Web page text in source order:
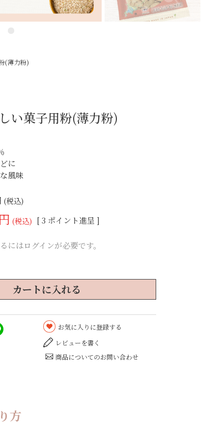
(薄力粉)
い菓子用粉(薄力粉)
に
風味
税込
税込 [ 3 ポイント進呈 ]
にはログインが必要です。
カートに入れる
お気に入りに登録する
レビューを書く
商品についてのお問い合わせ
方